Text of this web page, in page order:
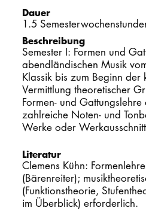
Dauer
1.5
Beschreibung
Semester I: Formen und
abendländischen Musik
Klassik bis zum Beginn der
Vermittlung theoretischer
Formen- und
zahlreiche Noten- und
Werke oder
Literatur
Clemens Kühn:
(Bärenreiter);
(Funktionstheorie,
im Überblick) erforderlich.